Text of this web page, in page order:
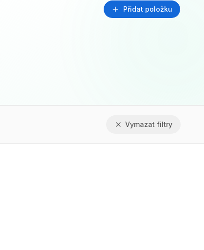
Přidat položku
Vymazat filtry